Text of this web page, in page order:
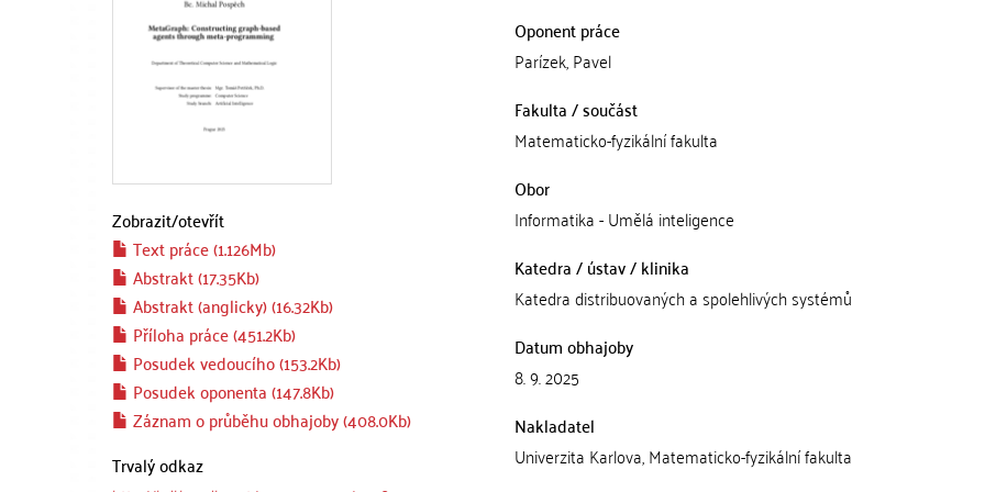
Zobrazit/otevřít
Text práce (1.126Mb)
Abstrakt (17.35Kb)
Abstrakt (anglicky) (16.32Kb)
Příloha práce (451.2Kb)
Posudek vedoucího (153.2Kb)
Posudek oponenta (147.8Kb)
Záznam o průběhu obhajoby (408.0Kb)
Trvalý odkaz
Oponent práce
Parízek, Pavel
Fakulta / součást
Matematicko-fyzikální fakulta
Obor
Informatika - Umělá inteligence
Katedra / ústav / klinika
Katedra distribuovaných a spolehlivých systémů
Datum obhajoby
8. 9. 2025
Nakladatel
Univerzita Karlova, Matematicko-fyzikální fakulta